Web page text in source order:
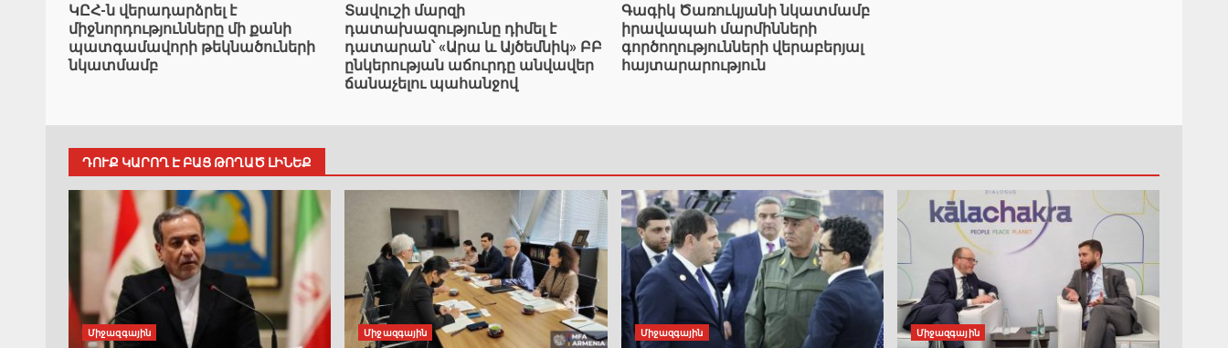
ԿԸՀ-ն վերադարձրել է
միջնորդությունները մի քանի
պատգամավորի թեկնածուների
նկատմամբ
Տավուշի մարզի
դատախազությունը դիմել է
դատարան՝ «Արա և Այծեմնիկ» ԲԲ
ընկերության աճուրդը անվավեր
ճանաչելու պահանջով
Գագիկ Ծառուկյանի նկատմամբ
իրավապահ մարմինների
գործողությունների վերաբերյալ
հայտարարություն
ԴՈՒՔ ԿԱՐՈՂ Է ԲԱՑ ԹՈՂԱԾ ԼԻՆԵՔ
Միջազգային Միջազգային Միջազգային Միջազգային